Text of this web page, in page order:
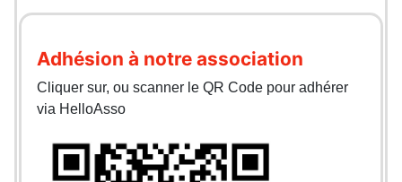
Adhésion à notre association
Cliquer sur, ou scanner le QR Code pour adhérer
via HelloAsso